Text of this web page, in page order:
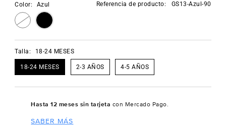
Referencia de producto: GS13-Azul-90
Color: Azul
Talla: 18-24 MESES
18-24 MESES 2-3 AÑOS 4-5 AÑOS
Hasta 12 meses sin tarjeta con Mercado Pago.
SABER MÁS